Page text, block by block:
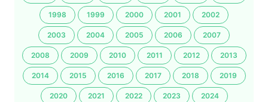
1998 1999 2000 2001 2002
2003 2004 2005 2006 2007
2008 2009 2010 2011 2012 2013
2014 2015 2016 2017 2018 2019
2020 2021 2022 2023 2024